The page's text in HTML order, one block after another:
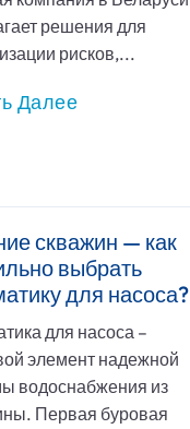
решения для
рисков,...
Далее
скважин — как
выбрать
для насоса?
для насоса –
элемент надежной
водоснабжения из
Первая буровая